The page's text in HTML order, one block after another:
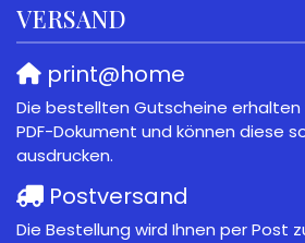
VERSAND
print@home
Die bestellten Gutscheine erhalten
PDF-Dokument und können diese
ausdrucken.
Postversand
Die Bestellung wird Ihnen per Post